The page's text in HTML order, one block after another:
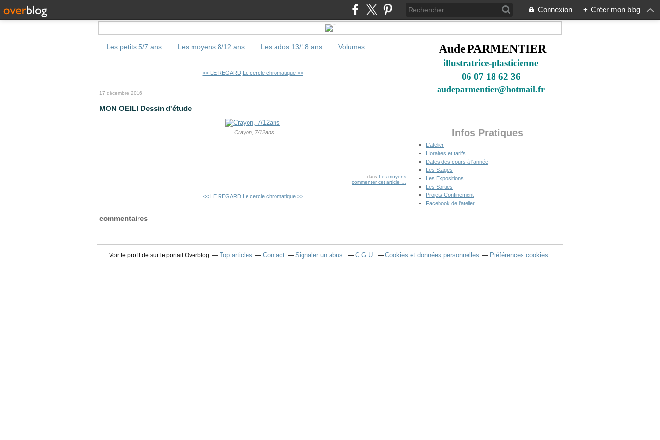
Connexion + Créer mon blog
Les petits 5/7 ans Les moyens 8/12 ans Les ados 13/18 ans Volumes
<< LE REGARD Le cercle chromatique >>
17 décembre 2016
MON OEIL! Dessin d'étude
Crayon, 7/12ans
- dans Les moyens
commenter cet article
<< LE REGARD Le cercle chromatique >>
commentaires
AudePARMENTIER
illustratrice-plasticienne
06 07 18 62 36
audeparmentier@hotmail.fr
Infos Pratiques
L'atelier
Horaires et tarifs
Dates des cours à l'année
Les Stages
Les Expositions
Les Sorties
Projets Confinement
Facebook de l'atelier
Voir le profil de sur le portail Overblog Top articles Contact Signaler un abus C.G.U. Cookies et données personnelles Préférences cookies